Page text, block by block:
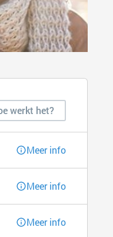
werkt het?
Meer info
Meer info
Meer info